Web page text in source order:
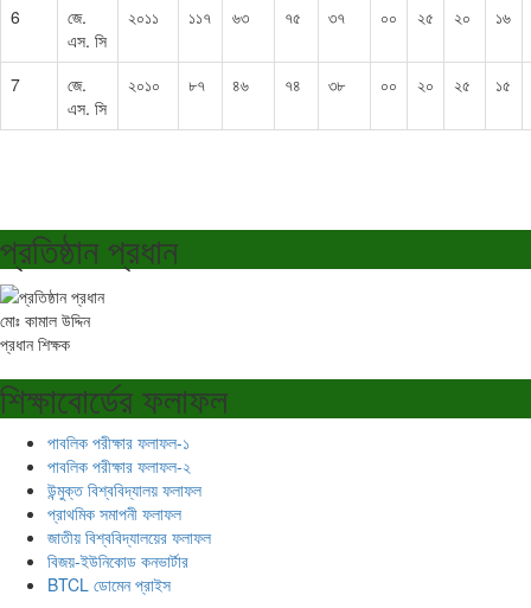
6
জে.
এস. সি
২০১১ ১১৭ ৬৩ ৭৫ ৩৭ ০০ ২৫ ২০ ১৬
7
জে.
এস. সি
২০১০ ৮৭ ৪৬ ৭৪ ৩৮ ০০ ২০ ২৫ ১৫
প্রতিষ্ঠান প্রধান
মোঃ কামাল উদ্দিন
প্রধান শিক্ষক
শিক্ষাবোর্ডের ফলাফল
পাবলিক পরীক্ষার ফলাফল-১
পাবলিক পরীক্ষার ফলাফল-২
উন্মুক্ত বিশ্ববিদ্যালয় ফলাফল
প্রাথমিক সমাপনী ফলাফল
জাতীয় বিশ্ববিদ্যালয়ের ফলাফল
বিজয়-ইউনিকোড কনভার্টার
BTCL ডোমেন প্রাইস